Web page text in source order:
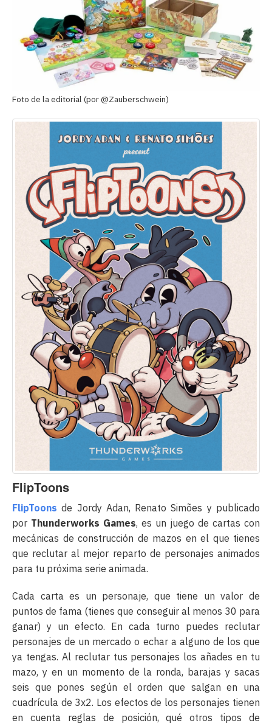
Foto de la editorial (por @Zauberschwein)
FlipToons
FlipToons de Jordy Adan, Renato Simões y publicado
por Thunderworks Games, es un juego de cartas con
mecánicas de construcción de mazos en el que tienes
que reclutar al mejor reparto de personajes animados
para tu próxima serie animada.
Cada carta es un personaje, que tiene un valor de
puntos de fama (tienes que conseguir al menos 30 para
ganar) y un efecto. En cada turno puedes reclutar
personajes de un mercado o echar a alguno de los que
ya tengas. Al reclutar tus personajes los añades en tu
mazo, y en un momento de la ronda, barajas y sacas
seis que pones según el orden que salgan en una
cuadrícula de 3x2. Los efectos de los personajes tienen
en cuenta reglas de posición, qué otros tipos de